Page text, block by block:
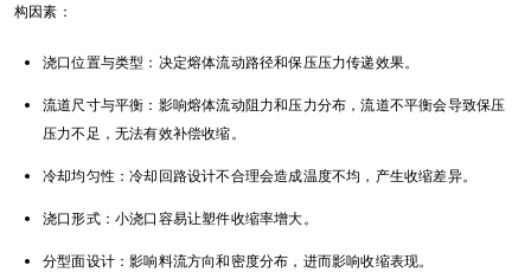
构因素：
浇口位置与类型：决定熔体流动路径和保压压力传递效果。
流道尺寸与平衡：影响熔体流动阻力和压力分布，流道不平衡会导致保压
压力不足，无法有效补偿收缩。
冷却均匀性：冷却回路设计不合理会造成温度不均，产生收缩差异。
浇口形式：小浇口容易让塑件收缩率增大。
分型面设计：影响料流方向和密度分布，进而影响收缩表现。